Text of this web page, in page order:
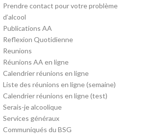
Prendre contact pour votre problème
d’alcool
Publications AA
Reflexion Quotidienne
Reunions
Réunions AA en ligne
Calendrier réunions en ligne
Liste des réunions en ligne (semaine)
Calendrier réunions en ligne (test)
Serais-je alcoolique
Services généraux
Communiqués du BSG